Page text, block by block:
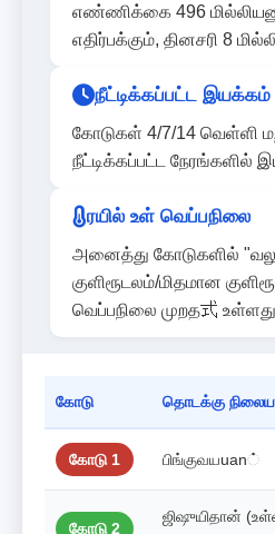
எண்ணிக்கை 496
எதிர்பக்கும், தினசரி 8
நீட்டிக்கப்பட்ட இயக்கம்
கோடுகள் 4/7/14 வெள்ளி
நீட்டிக்கப்பட்ட நேரங்களில்
ரயில் உள் வெப்பநிலை
அனைத்து கோடுகளில்
குளிரூடலம்/மிதமான
வெப்பநிலை முறத式 உள்ளது
கோடு தொடக்கு நிலைய
கோடு 1 பிங்குவயuan்
கோடு 2
ஜிஷுயிதான்